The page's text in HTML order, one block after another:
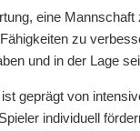
eine
zu
und in der Lage
geprägt von
individuell